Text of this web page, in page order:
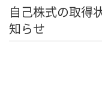
自己株式の取得
知らせ